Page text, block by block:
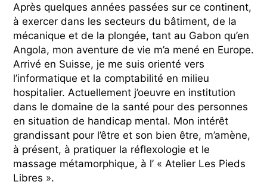
Après quelques années passées sur ce continent,
à exercer dans les secteurs du bâtiment, de la
mécanique et de la plongée, tant au Gabon qu’en
Angola, mon aventure de vie m’a mené en Europe.
Arrivé en Suisse, je me suis orienté vers
l’informatique et la comptabilité en milieu
hospitalier. Actuellement j’oeuvre en institution
dans le domaine de la santé pour des personnes
en situation de handicap mental. Mon intérêt
grandissant pour l’être et son bien être, m’amène,
à présent, à pratiquer la réflexologie et le
massage métamorphique, à l’ « Atelier Les Pieds
Libres ».